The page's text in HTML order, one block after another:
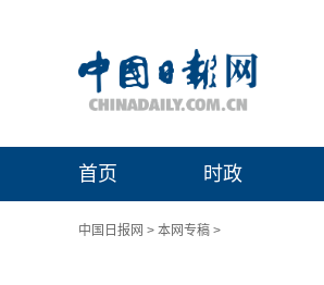
首页 时政
中国日报网 > 本网专稿 >